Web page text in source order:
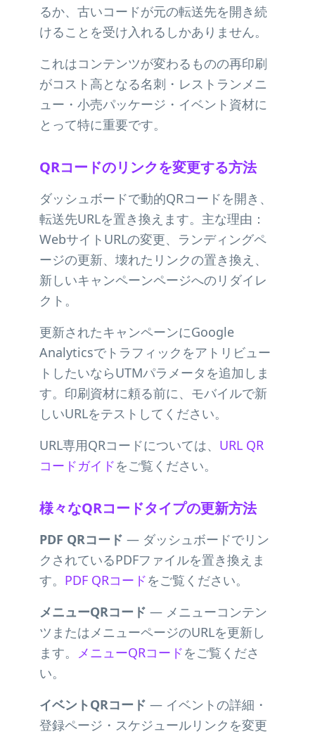
るか、古いコードが元の転送先を開き続
けることを受け入れるしかありません。
これはコンテンツが変わるものの再印刷
がコスト高となる名刺・レストランメニ
ュー・小売パッケージ・イベント資材に
とって特に重要です。
QRコードのリンクを変更する方法
ダッシュボードで動的QRコードを開き、
転送先URLを置き換えます。主な理由：
WebサイトURLの変更、ランディングペ
ージの更新、壊れたリンクの置き換え、
新しいキャンペーンページへのリダイレ
クト。
更新されたキャンペーンにGoogle
Analyticsでトラフィックをアトリビュー
トしたいならUTMパラメータを追加しま
す。印刷資材に頼る前に、モバイルで新
しいURLをテストしてください。
URL専用QRコードについては、 URL QR
コードガイドをご覧ください。
様々なQRコードタイプの更新方法
PDF QRコード — ダッシュボードでリン
クされているPDFファイルを置き換えま
す。 PDF QRコードをご覧ください。
メニューQRコード — メニューコンテン
ツまたはメニューページのURLを更新し
ます。 メニューQRコードをご覧くださ
い。
イベントQRコード — イベントの詳細・
登録ページ・スケジュールリンクを変更